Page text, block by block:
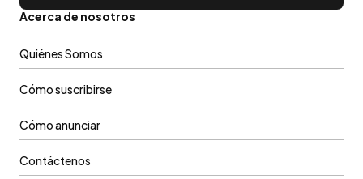
Acerca de nosotros
Quiénes Somos
Cómo suscribirse
Cómo anunciar
Contáctenos